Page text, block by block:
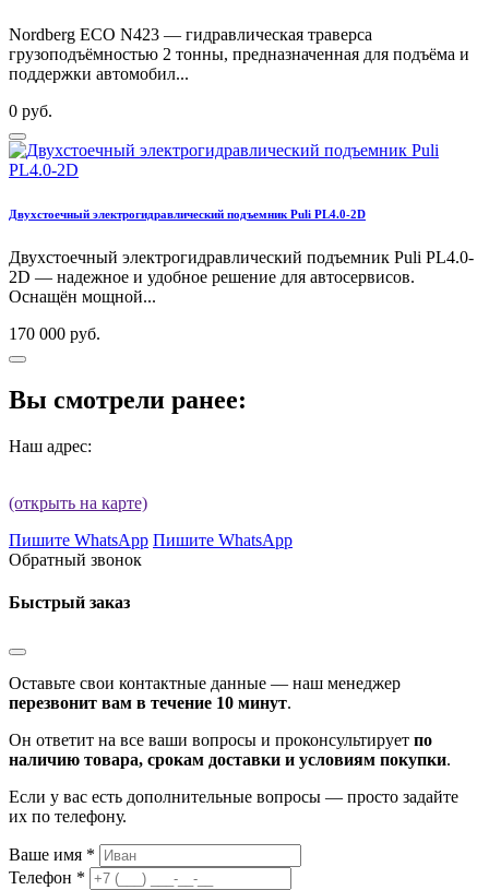
Nordberg ECO N423 — гидравлическая траверса
грузоподъёмностью 2 тонны, предназначенная для подъёма и
поддержки автомобил...
0 руб.
Двухстоечный электрогидравлический подъемник Puli PL4.0-2D
Двухстоечный электрогидравлический подъемник Puli PL4.0-
2D — надежное и удобное решение для автосервисов.
Оснащён мощной...
170 000 руб.
Вы смотрели ранее:
Наш адрес:
(открыть на карте)
Пишите WhatsApp Пишите WhatsApp
Обратный звонок
Быстрый заказ
Оставьте свои контактные данные — наш менеджер
перезвонит вам в течение 10 минут.
Он ответит на все ваши вопросы и проконсультирует по
наличию товара, срокам доставки и условиям покупки.
Если у вас есть дополнительные вопросы — просто задайте
их по телефону.
Ваше имя *
Телефон *